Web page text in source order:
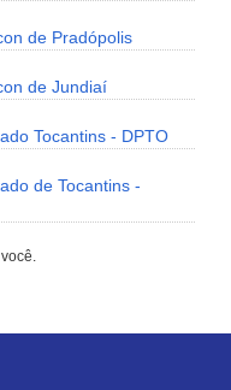
de Pradópolis
de Jundiaí
Tocantins - DPTO
de Tocantins -